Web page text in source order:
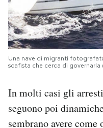
Una nave di migranti
scafista che cerca di governarla
In molti casi gli
seguono poi
sembrano avere